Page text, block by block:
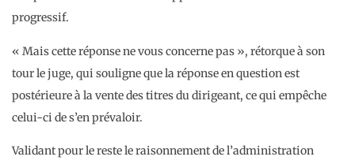
progressif.
« Mais cette réponse ne vous concerne pas », rétorque à son
tour le juge, qui souligne que la réponse en question est
postérieure à la vente des titres du dirigeant, ce qui empêche
celui-ci de s’en prévaloir.
Validant pour le reste le raisonnement de l’administration